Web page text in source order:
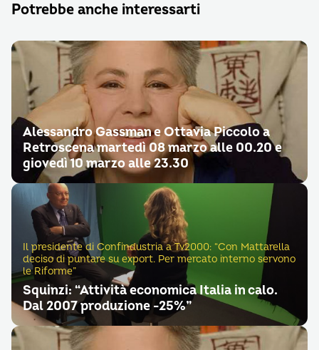
Potrebbe anche interessarti
Alessandro Gassman e Ottavia Piccolo a
Retroscena martedì 08 marzo alle 00.20 e
giovedì 10 marzo alle 23.30
Il presidente di Confindustria a Tv2000: “Con Mattarella
deciso di puntare su export. Per mercato interno servono
le Riforme”
Squinzi: “Attività economica Italia in calo.
Dal 2007 produzione -25%”